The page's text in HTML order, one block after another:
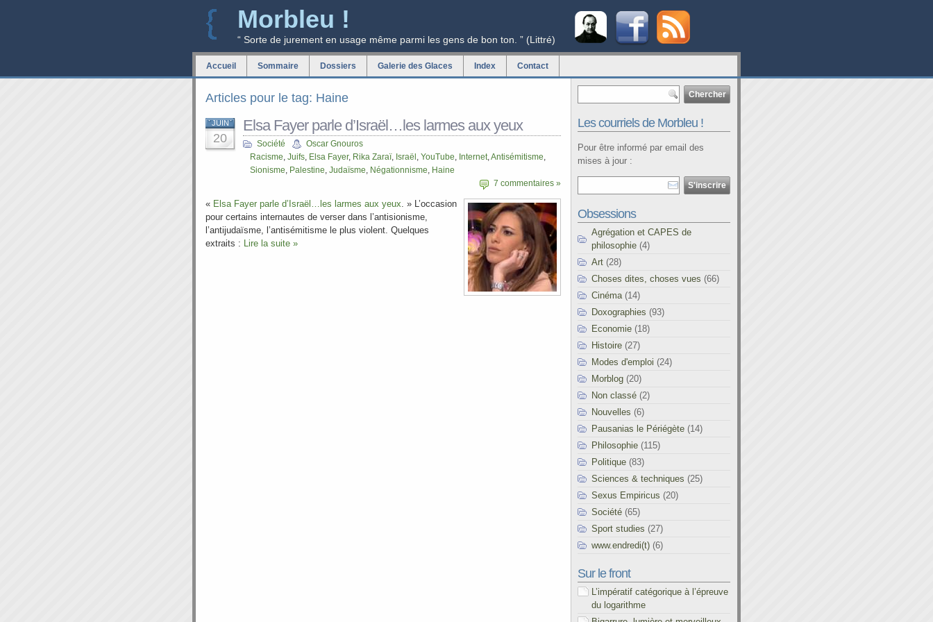
Morbleu !
“ Sorte de jurement en usage même parmi les gens de bon ton. ” (Littré)
Accueil Sommaire Dossiers Galerie des Glaces Index Contact
Articles pour le tag: Haine
JUIN
20
Elsa Fayer parle d’Israël…les larmes aux yeux
Société
Oscar Gnouros
Racisme, Juifs, Elsa Fayer, Rika Zaraï, Israël , YouTube, Internet,Antisémitisme,
Sionisme, Palestine, Judaïsme, Négationnisme, Haine
7 commentaires »
« Elsa Fayer parle d’Israël…les larmes aux yeux. » L’occasion
pour certains internautes de verser dans l’antisionisme,
l’antijudaïsme, l’antisémitisme le plus violent. Quelques
extraits : Lire la suite »
Les courriels de Morbleu !
Pour être informé par email des
mises à jour :
Obsessions
Agrégation et CAPES de
philosophie (4)
Art (28)
Choses dites, choses vues (66)
Cinéma (14)
Doxographies (93)
Economie (18)
Histoire (27)
Modes d'emploi (24)
Morblog (20)
Non classé (2)
Nouvelles (6)
Pausanias le Périégète (14)
Philosophie (115)
Politique (83)
Sciences & techniques (25)
Sexus Empiricus (20)
Société (65)
Sport studies (27)
www.endredi(t) (6)
Sur le front
L’impératif catégorique à l’épreuve
du logarithme